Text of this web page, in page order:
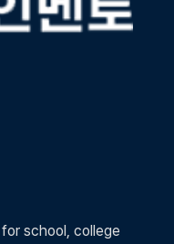
school, college